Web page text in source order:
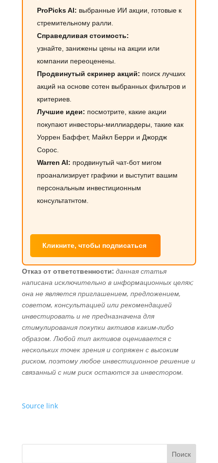
ProPicks AI: выбранные ИИ акции, готовые к
стремительному ралли.
Справедливая стоимость:
узнайте, занижены цены на акции или
компании переоценены.
Продвинутый скринер акций: поиск лучших
акций на основе сотен выбранных фильтров и
критериев.
Лучшие идеи: посмотрите, какие акции
покупают инвесторы-миллиардеры, такие как
Уоррен Баффет, Майкл Берри и Джордж
Сорос.
Warren AI: продвинутый чат-бот мигом
проанализирует графики и выступит вашим
персональным инвестиционным
консультатнтом.
Кликните, чтобы подписаться
Отказ от ответственности: данная статья
написана исключительно в информационных целях;
она не является приглашением, предложением,
советом, консультацией или рекомендацией
инвестировать и не предназначена для
стимулирования покупки активов каким-либо
образом. Любой тип активов оценивается с
нескольких точек зрения и сопряжен с высоким
риском, поэтому любое инвестиционное решение и
связанный с ним риск остаются за инвестором.
Source link
Поиск